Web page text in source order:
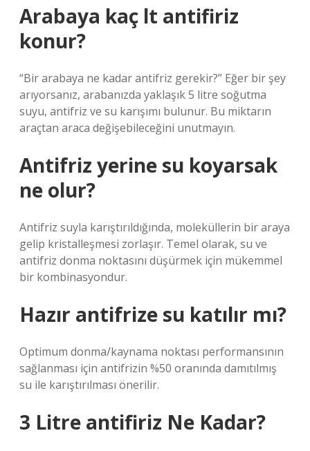
Arabaya kaç lt antifiriz
konur?
“Bir arabaya ne kadar antifriz gerekir?” Eğer bir şey
arıyorsanız, arabanızda yaklaşık 5 litre soğutma
suyu, antifriz ve su karışımı bulunur. Bu miktarın
araçtan araca değişebileceğini unutmayın.
Antifriz yerine su koyarsak
ne olur?
Antifriz suyla karıştırıldığında, moleküllerin bir araya
gelip kristalleşmesi zorlaşır. Temel olarak, su ve
antifriz donma noktasını düşürmek için mükemmel
bir kombinasyondur.
Hazır antifrize su katılır mı?
Optimum donma/kaynama noktası performansının
sağlanması için antifrizin %50 oranında damıtılmış
su ile karıştırılması önerilir.
3 Litre antifiriz Ne Kadar?